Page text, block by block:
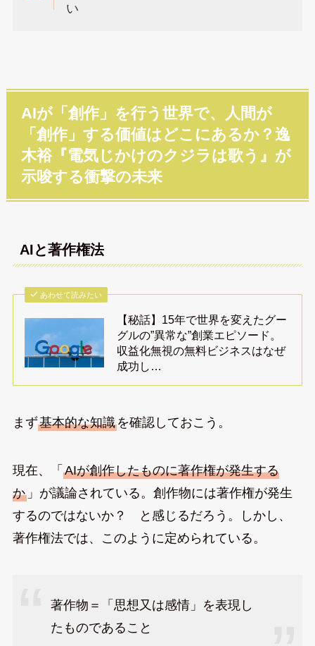
い
AIが「創作」を行う世界で、人間が
「創作」する価値はどこにあるか？逸
木裕『電気じかけのクジラは歌う』が
示唆する衝撃の未来
AIと著作権法
あわせて読みたい
【秘話】15年で世界を変えたグー
グルの”異常な”創業エピソード。
収益化無視の無料ビジネスはなぜ
成功し…
まず基本的な知識を確認しておこう。
現在、「 AIが創作したものに著作権が発生する
か」が議論されている。創作物には著作権が発生
するのではないか？ と感じるだろう。しかし、
著作権法では、このように定められている。
著作物＝「思想又は感情」を表現し
たものであること